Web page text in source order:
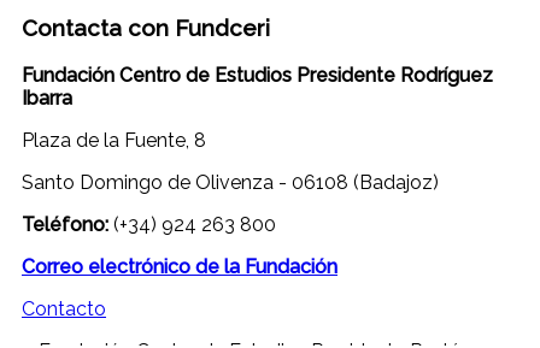
Contacta con Fundceri
Fundación Centro de Estudios Presidente Rodríguez
Ibarra
Plaza de la Fuente, 8
Santo Domingo de Olivenza - 06108 (Badajoz)
Teléfono: (+34) 924 263 800
Correo electrónico de la Fundación
Contacto